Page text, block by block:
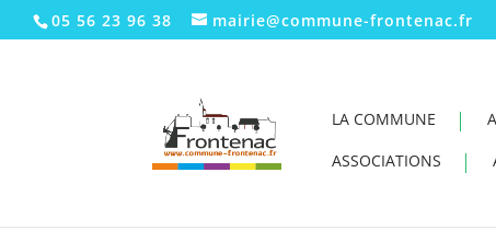
05 56 23 96 38 mairie@commune-frontenac.fr
LA COMMUNE
ASSOCIATIONS